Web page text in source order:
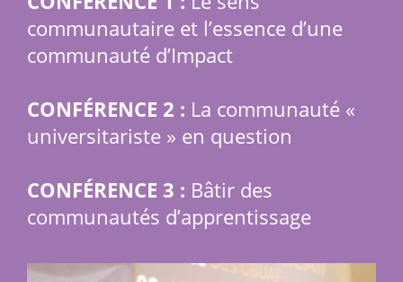
communautaire et l’essence d’une
communauté d’Impact
CONFÉRENCE 2 : La communauté «
universitariste » en question
CONFÉRENCE 3 : Bâtir des
communautés d’apprentissage